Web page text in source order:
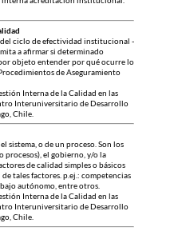
ciclo de efectividad institucional -
a afirmar si determinado
objeto entender por qué ocurre lo
de Aseguramiento
Interna de la Calidad en las
Interuniversitario de Desarrollo
Chile.
sistema, o de un proceso. Son los
procesos), el gobierno, y/o la
de calidad simples o básicos
tales factores. p.ej.: competencias
autónomo, entre otros.
Interna de la Calidad en las
Interuniversitario de Desarrollo
Chile.